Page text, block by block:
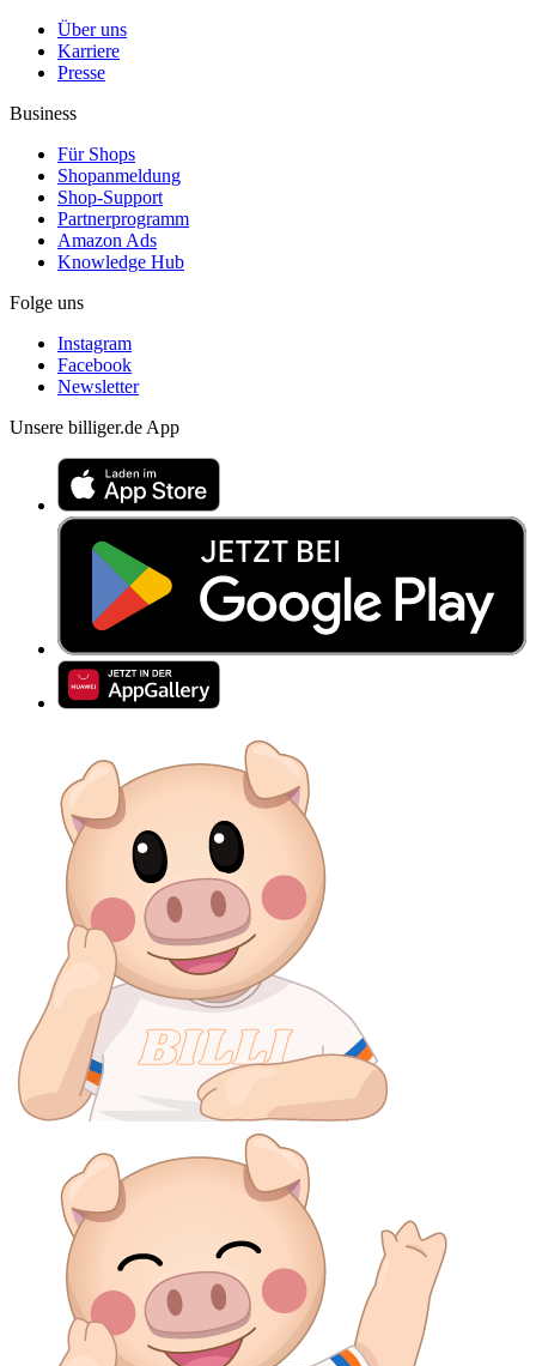
Über uns
Karriere
Presse
Business
Für Shops
Shopanmeldung
Shop-Support
Partnerprogramm
Amazon Ads
Knowledge Hub
Folge uns
Instagram
Facebook
Newsletter
Unsere billiger.de App